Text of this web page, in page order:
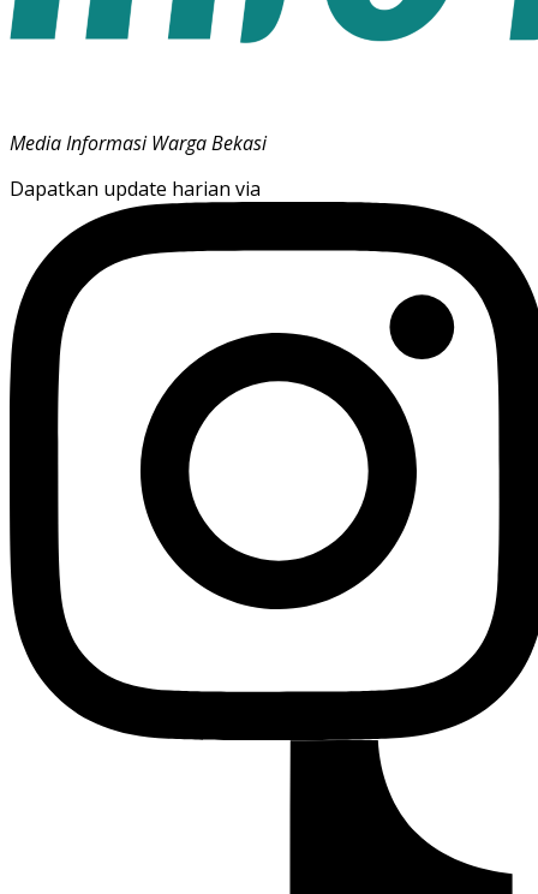
Media Informasi Warga Bekasi
Dapatkan update harian via